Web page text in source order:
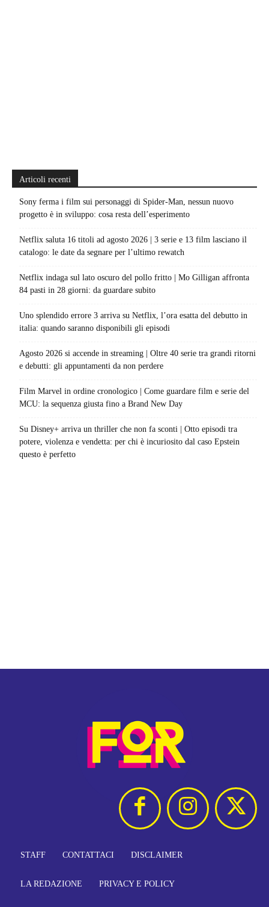
Articoli recenti
Sony ferma i film sui personaggi di Spider-Man, nessun nuovo
progetto è in sviluppo: cosa resta dell’esperimento
Netflix saluta 16 titoli ad agosto 2026 | 3 serie e 13 film lasciano il
catalogo: le date da segnare per l’ultimo rewatch
Netflix indaga sul lato oscuro del pollo fritto | Mo Gilligan affronta
84 pasti in 28 giorni: da guardare subito
Uno splendido errore 3 arriva su Netflix, l’ora esatta del debutto in
italia: quando saranno disponibili gli episodi
Agosto 2026 si accende in streaming | Oltre 40 serie tra grandi ritorni
e debutti: gli appuntamenti da non perdere
Film Marvel in ordine cronologico | Come guardare film e serie del
MCU: la sequenza giusta fino a Brand New Day
Su Disney+ arriva un thriller che non fa sconti | Otto episodi tra
potere, violenza e vendetta: per chi è incuriosito dal caso Epstein
questo è perfetto
STAFF CONTATTACI DISCLAIMER
LA REDAZIONE PRIVACY E POLICY